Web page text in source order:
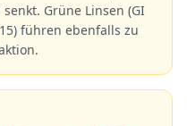
Grüne Linsen (GI
führen ebenfalls zu